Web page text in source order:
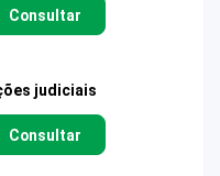
Consultar
judiciais
Consultar